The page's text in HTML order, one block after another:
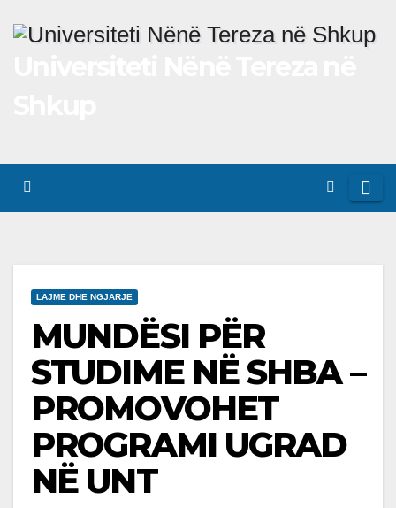
LAJME DHE NGJARJE
MUNDËSI PËR
STUDIME NË SHBA –
PROMOVOHET
PROGRAMI UGRAD
NË UNT